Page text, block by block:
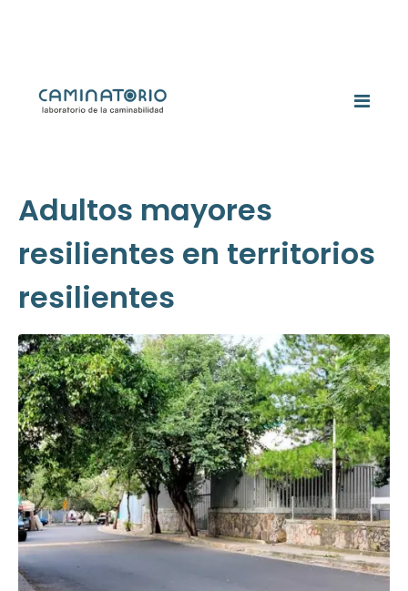
Adultos mayores
resilientes en territorios
resilientes